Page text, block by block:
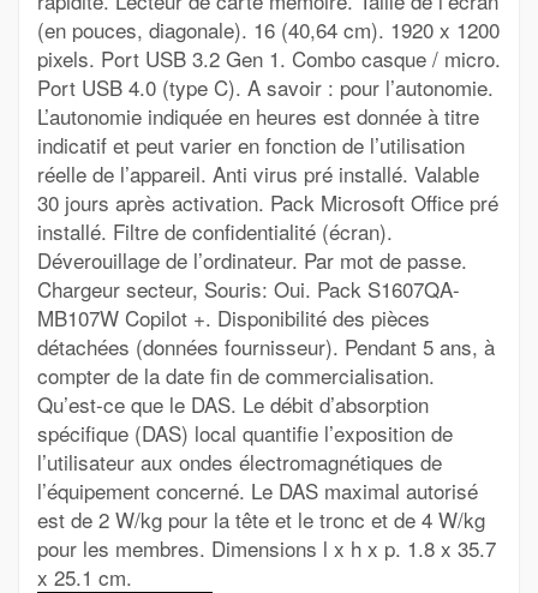
(en pouces, diagonale). 16 (40,64 cm). 1920 x 1200
pixels. Port USB 3.2 Gen 1. Combo casque / micro.
Port USB 4.0 (type C). A savoir : pour l’autonomie.
L’autonomie indiquée en heures est donnée à titre
indicatif et peut varier en fonction de l’utilisation
réelle de l’appareil. Anti virus pré installé. Valable
30 jours après activation. Pack Microsoft Office pré
installé. Filtre de confidentialité (écran).
Déverouillage de l’ordinateur. Par mot de passe.
Chargeur secteur, Souris: Oui. Pack S1607QA-
MB107W Copilot +. Disponibilité des pièces
détachées (données fournisseur). Pendant 5 ans, à
compter de la date fin de commercialisation.
Qu’est-ce que le DAS. Le débit d’absorption
spécifique (DAS) local quantifie l’exposition de
l’utilisateur aux ondes électromagnétiques de
l’équipement concerné. Le DAS maximal autorisé
est de 2 W/kg pour la tête et le tronc et de 4 W/kg
pour les membres. Dimensions l x h x p. 1.8 x 35.7
x 25.1 cm.